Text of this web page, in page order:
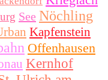
See Nöchling
Kapfenstein
Offenhausen
Kernhof